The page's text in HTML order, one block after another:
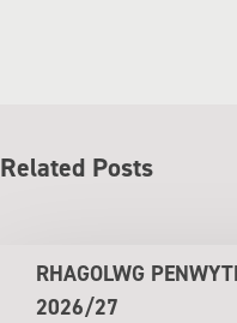
Related Posts
RHAGOLWG
2026/27